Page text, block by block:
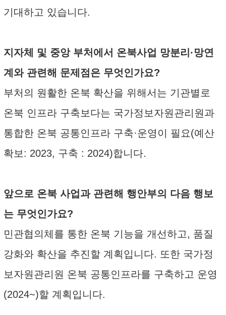
기대하고 있습니다.
지자체 및 중앙 부처에서 온북사업 망분리·망연
계와 관련해 문제점은 무엇인가요?
부처의 원활한 온북 확산을 위해서는 기관별로
온북 인프라 구축보다는 국가정보자원관리원과
통합한 온북 공통인프라 구축·운영이 필요(예산
확보: 2023, 구축 : 2024)합니다.
앞으로 온북 사업과 관련해 행안부의 다음 행보
는 무엇인가요?
민관협의체를 통한 온북 기능을 개선하고, 품질
강화와 확산을 추진할 계획입니다. 또한 국가정
보자원관리원 온북 공통인프라를 구축하고 운영
(2024~)할 계획입니다.